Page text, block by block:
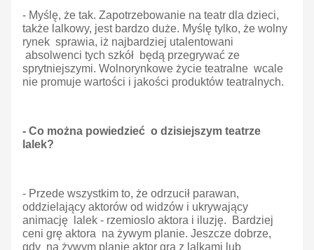
- Myślę, że tak. Zapotrzebowanie na teatr dla dzieci,
także lalkowy, jest bardzo duże. Myślę tylko, że wolny
rynek sprawia, iż najbardziej utalentowani
absolwenci tych szkół będą przegrywać ze
sprytniejszymi. Wolnorynkowe życie teatralne wcale
nie promuje wartości i jakości produktów teatralnych.
- Co można powiedzieć o dzisiejszym teatrze
lalek?
- Przede wszystkim to, że odrzucił parawan,
oddzielający aktorów od widzów i ukrywający
animację lalek - rzemioslo aktora i iluzję. Bardziej
ceni grę aktora na żywym planie. Jeszcze dobrze,
gdy na żywym planie aktor gra z lalkami lub